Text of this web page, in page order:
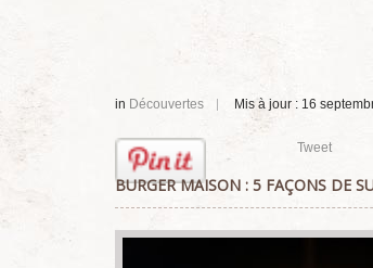
in Découvertes Mis à jour : 16
Tweet
BURGER MAISON : 5 FAÇONS DE